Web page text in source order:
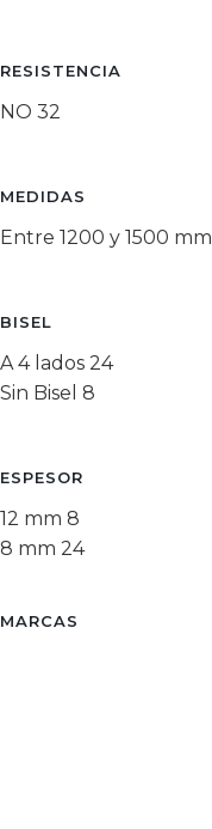
RESISTENCIA
NO 32
MEDIDAS
Entre 1200 y 1500 mm
BISEL
A 4 lados 24
Sin Bisel 8
ESPESOR
12 mm 8
8 mm 24
MARCAS